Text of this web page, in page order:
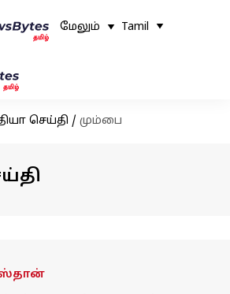
மேலும் Tamil
செய்தி / மும்பை